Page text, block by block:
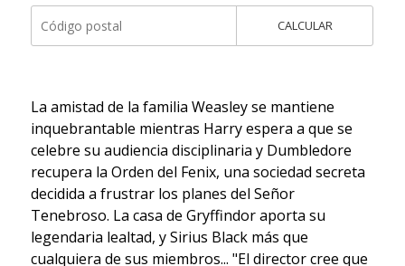
CALCULAR
La amistad de la familia Weasley se mantiene
inquebrantable mientras Harry espera a que se
celebre su audiencia disciplinaria y Dumbledore
recupera la Orden del Fenix, una sociedad secreta
decidida a frustrar los planes del Señor
Tenebroso. La casa de Gryffindor aporta su
legendaria lealtad, y Sirius Black más que
cualquiera de sus miembros... "El director cree que